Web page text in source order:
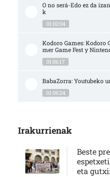
O no será-Edo ez da
k
01:00:04
Kodoro Games: Kodoro
mer Game Fest y
01:06:17
BabaZorra: Youtubeko
01:06:24
Irakurrienak
Beste
eta